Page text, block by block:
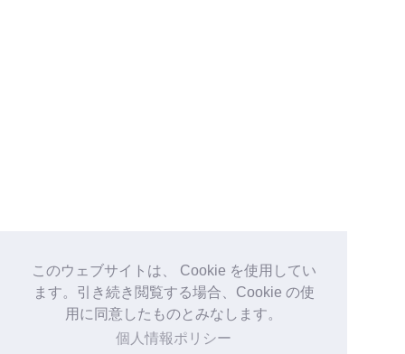
このウェブサイトは、 Cookie を使用してい
ます。引き続き閲覧する場合、Cookie の使
用に同意したものとみなします。
個人情報ポリシー